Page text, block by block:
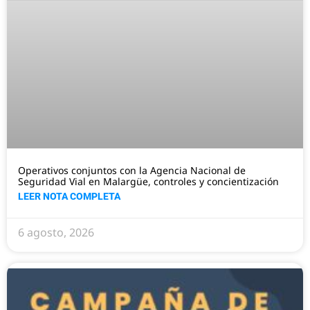
Operativos conjuntos con la Agencia Nacional de
Seguridad Vial en Malargüe, controles y concientización
LEER NOTA COMPLETA
6 agosto, 2026